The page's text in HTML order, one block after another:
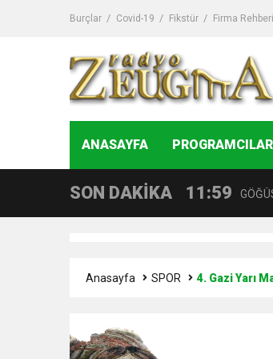
Burçlar Covid-19 Fikstür Firma Rehberi
ANASAYFA PROGRAMCILAR
SON DAKİKA
10:45 Terör
14:08
11:59
17:58
Anasayfa SPOR 4. Gazi Yarı